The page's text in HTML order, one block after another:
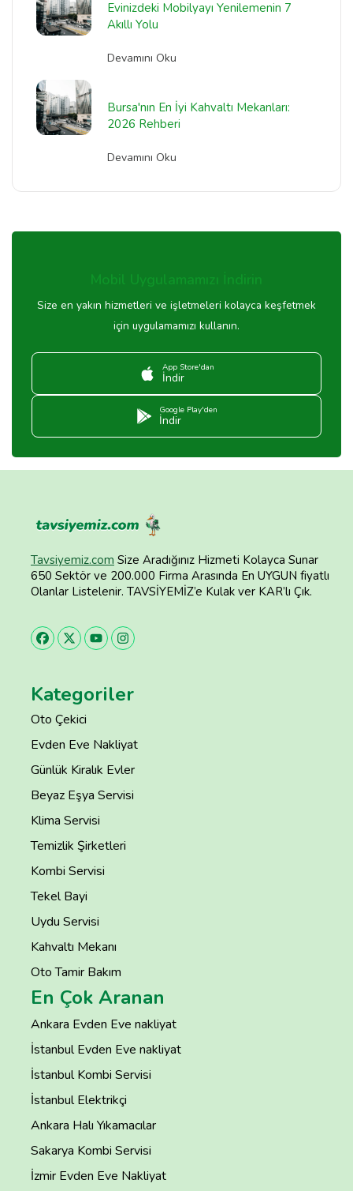
Evinizdeki Mobilyayı Yenilemenin 7
Akıllı Yolu
Devamını Oku
Bursa'nın En İyi Kahvaltı Mekanları:
2026 Rehberi
Devamını Oku
Mobil Uygulamamızı İndirin
Size en yakın hizmetleri ve işletmeleri kolayca keşfetmek
için uygulamamızı kullanın.
App Store'dan
İndir
Google Play'den
İndir
Tavsiyemiz.com Size Aradığınız Hizmeti Kolayca Sunar
650 Sektör ve 200.000 Firma Arasında En UYGUN fiyatlı
Olanlar Listelenir. TAVSİYEMİZ’e Kulak ver KAR’lı Çık.
Kategoriler
Oto Çekici
Evden Eve Nakliyat
Günlük Kiralık Evler
Beyaz Eşya Servisi
Klima Servisi
Temizlik Şirketleri
Kombi Servisi
Tekel Bayi
Uydu Servisi
Kahvaltı Mekanı
Oto Tamir Bakım
En Çok Aranan
Ankara Evden Eve nakliyat
İstanbul Evden Eve nakliyat
İstanbul Kombi Servisi
İstanbul Elektrikçi
Ankara Halı Yıkamacılar
Sakarya Kombi Servisi
İzmir Evden Eve Nakliyat